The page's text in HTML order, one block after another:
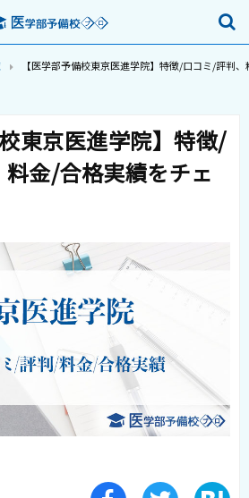
【医学部予備校東京医進学院】特徴/口コミ/評判
東京医進学院】特徴/
金/合格実績をチェ